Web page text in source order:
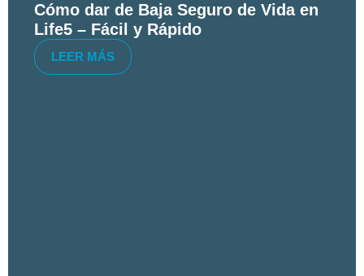
Cómo dar de Baja Seguro de Vida en
Life5 – Fácil y Rápido
LEER MÁS